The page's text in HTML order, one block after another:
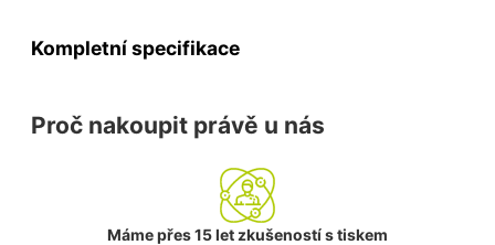
Kompletní specifikace
Proč nakoupit právě u nás
Máme přes 15 let zkušeností s tiskem